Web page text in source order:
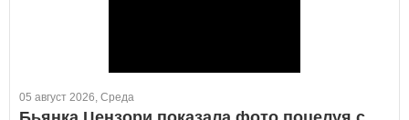
05 август 2026, Среда